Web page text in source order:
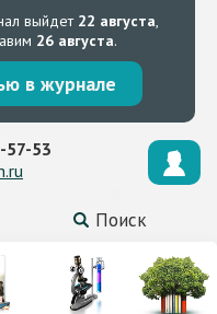
выйдет 22 августа,
26 августа.
в журнале
Поиск
57-53